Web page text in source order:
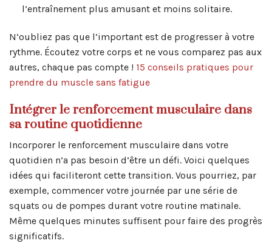
l’entraînement plus amusant et moins solitaire.
N’oubliez pas que l’important est de progresser à votre
rythme. Écoutez votre corps et ne vous comparez pas aux
autres, chaque pas compte ! 15 conseils pratiques pour
prendre du muscle sans fatigue
Intégrer le renforcement musculaire dans
sa routine quotidienne
Incorporer le renforcement musculaire dans votre
quotidien n’a pas besoin d’être un défi. Voici quelques
idées qui faciliteront cette transition. Vous pourriez, par
exemple, commencer votre journée par une série de
squats ou de pompes durant votre routine matinale.
Même quelques minutes suffisent pour faire des progrès
significatifs.